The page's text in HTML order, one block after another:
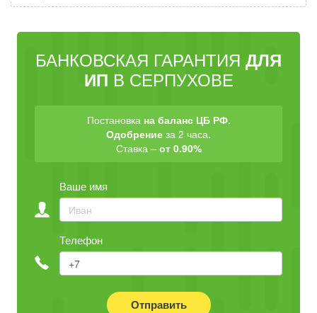
БАНКОВСКАЯ ГАРАНТИЯ ДЛЯ
ИП В СЕРПУХОВЕ
Постановка на баланс ЦБ РФ.
Одобрение за 2 часа.
Ставка – от 0.90%
Ваше имя
Телефон
Отправить